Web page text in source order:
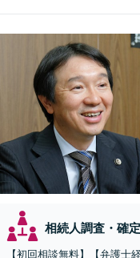
相続人調査・確定
【初回相談無料】【弁護士